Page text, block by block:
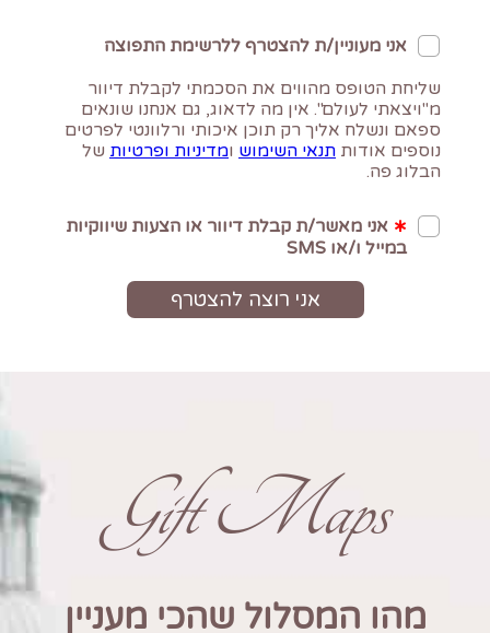
Gift Maps
מהו המסלול שהכי מעניין